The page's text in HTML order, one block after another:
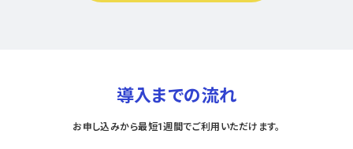
導入までの流れ
お申し込みから最短1週間でご利用いただけます。